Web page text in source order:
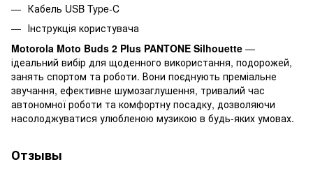
Кабель USB Type-C
Інструкція користувача
Motorola Moto Buds 2 Plus PANTONE Silhouette —
ідеальний вибір для щоденного використання, подорожей,
занять спортом та роботи. Вони поєднують преміальне
звучання, ефективне шумозаглушення, тривалий час
автономної роботи та комфортну посадку, дозволяючи
насолоджуватися улюбленою музикою в будь-яких умовах.
Отзывы